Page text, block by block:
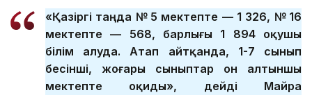
«Қазіргі таңда № 5 мектепте — 1 326, № 16
мектепте — 568, барлығы 1 894 оқушы
білім алуда. Атап айтқанда, 1-7 сынып
бесінші, жоғары сыныптар он алтыншы
мектепте оқиды», дейді Майра